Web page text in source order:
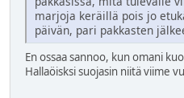
marjoja keräillä pois jo
päivän, pari pakkasten
En ossaa sannoo, kun omani
Hallaöisksi suojasin niitä viime